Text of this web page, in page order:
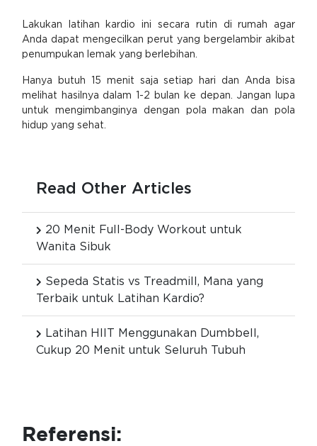
Lakukan latihan kardio ini secara rutin di rumah agar
Anda dapat mengecilkan perut yang bergelambir akibat
penumpukan lemak yang berlebihan.
Hanya butuh 15 menit saja setiap hari dan Anda bisa
melihat hasilnya dalam 1-2 bulan ke depan. Jangan lupa
untuk mengimbanginya dengan pola makan dan pola
hidup yang sehat.
Read Other Articles
20 Menit Full-Body Workout untuk
Wanita Sibuk
Sepeda Statis vs Treadmill, Mana yang
Terbaik untuk Latihan Kardio?
Latihan HIIT Menggunakan Dumbbell,
Cukup 20 Menit untuk Seluruh Tubuh
Referensi: